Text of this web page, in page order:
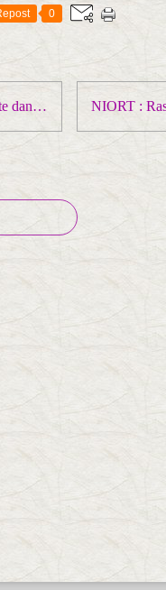
0
LOIRE :La CGT largement en tête dans les TPE ... prépare activement le 1er MAI !